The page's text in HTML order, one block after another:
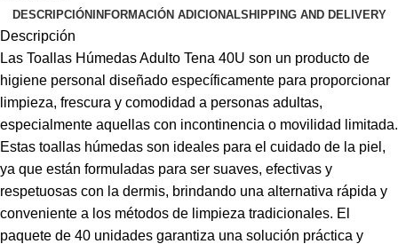
DESCRIPCIÓNINFORMACIÓN ADICIONALSHIPPING AND DELIVERY
Descripción
Las Toallas Húmedas Adulto Tena 40U son un producto de
higiene personal diseñado específicamente para proporcionar
limpieza, frescura y comodidad a personas adultas,
especialmente aquellas con incontinencia o movilidad limitada.
Estas toallas húmedas son ideales para el cuidado de la piel,
ya que están formuladas para ser suaves, efectivas y
respetuosas con la dermis, brindando una alternativa rápida y
conveniente a los métodos de limpieza tradicionales. El
paquete de 40 unidades garantiza una solución práctica y